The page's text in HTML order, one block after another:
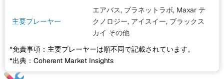
主要プレーヤー
エアバス, プラネットラボ, Maxar テ
クノロジー, アイスイー, ブラックス
カイ その他
*免責事項：主要プレーヤーは順不同で記載されています。
*出典：Coherent Market Insights